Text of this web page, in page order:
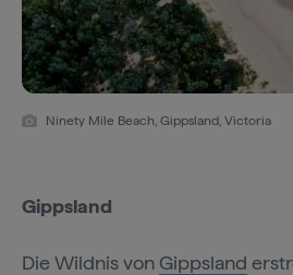
Ninety Mile Beach, Gippsland, Victoria
Gippsland
Die Wildnis von Gippsland